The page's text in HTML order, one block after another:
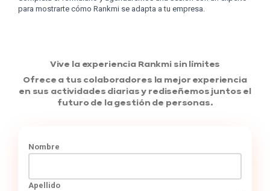
para mostrarte cómo Rankmi se adapta a tu empresa.
Vive la experiencia Rankmi sin límites
Ofrece a tus colaboradores la mejor experiencia
en sus actividades diarias y rediseñemos juntos el
futuro de la gestión de personas.
Nombre
Apellido